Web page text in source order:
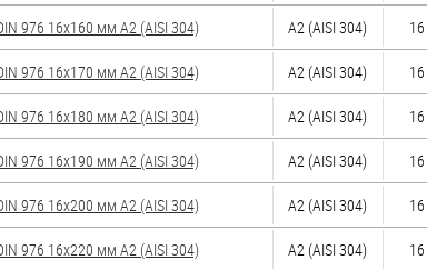
976 16х160 мм А2 (AISI 304) А2 (AISI 304) 16
976 16х170 мм А2 (AISI 304) А2 (AISI 304) 16
976 16х180 мм А2 (AISI 304) А2 (AISI 304) 16
976 16х190 мм А2 (AISI 304) А2 (AISI 304) 16
976 16х200 мм А2 (AISI 304) А2 (AISI 304) 16
976 16х220 мм А2 (AISI 304) А2 (AISI 304) 16